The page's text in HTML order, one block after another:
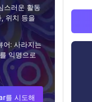
스러운 활동
위치 등을
어: 사라지는
익명으로
를 시도해